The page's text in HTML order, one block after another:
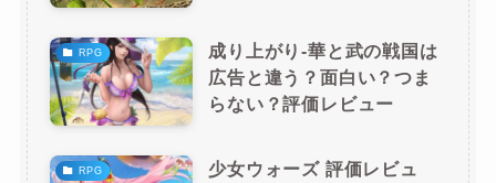
RPG
成り上がり-華と武の戦国は
広告と違う？面白い？つま
らない？評価レビュー
RPG
少女ウォーズ 評価レビュ